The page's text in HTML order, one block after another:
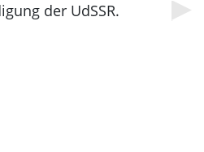
der UdSSR.